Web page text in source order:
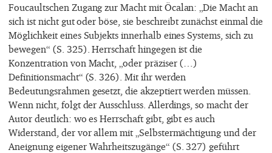
Foucaultschen Zugang zur Macht mit Öcalan: „Die Macht an
sich ist nicht gut oder böse, sie beschreibt zunächst einmal die
Möglichkeit eines Subjekts innerhalb eines Systems, sich zu
bewegen“ (S. 325). Herrschaft hingegen ist die
Konzentration von Macht, „oder präziser (…)
Definitionsmacht“ (S. 326). Mit ihr werden
Bedeutungsrahmen gesetzt, die akzeptiert werden müssen.
Wenn nicht, folgt der Ausschluss. Allerdings, so macht der
Autor deutlich: wo es Herrschaft gibt, gibt es auch
Widerstand, der vor allem mit „Selbstermächtigung und der
Aneignung eigener Wahrheitszugänge“ (S. 327) geführt